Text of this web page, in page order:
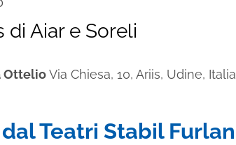
di Aiar e Soreli
OttelioVia Chiesa, 10, Ariis, Udine, Italia
Teatri Stabil Furlan